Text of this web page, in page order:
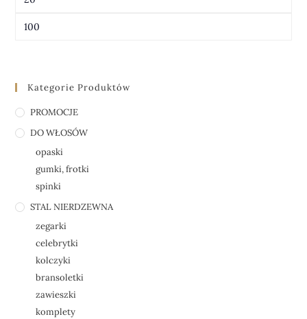
Kategorie Produktów
PROMOCJE
DO WŁOSÓW
opaski
gumki, frotki
spinki
STAL NIERDZEWNA
zegarki
celebrytki
kolczyki
bransoletki
zawieszki
komplety